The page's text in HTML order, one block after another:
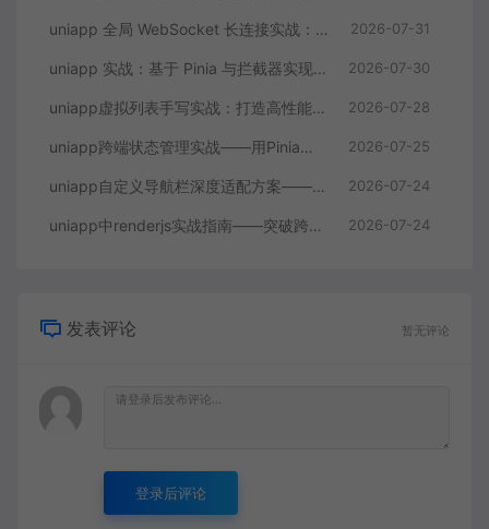
uniapp 全局 WebSocket 长连接实战：心跳重连与订单实时推送的完整方案 2026-07-31
uniapp 实战：基于 Pinia 与拦截器实现 JWT 无感刷新与 API 统一封装 2026-07-30
uniapp虚拟列表手写实战：打造高性能无限滚动列表组件 2026-07-28
uniapp跨端状态管理实战——用Pinia拆解多端共享与差异化的困局 2026-07-25
uniapp自定义导航栏深度适配方案——揪出多端差异的隐藏规则 2026-07-24
uniapp中renderjs实战指南——突破跨平台性能瓶颈的隐秘利器 2026-07-24
发表评论 暂无评论
登录后评论